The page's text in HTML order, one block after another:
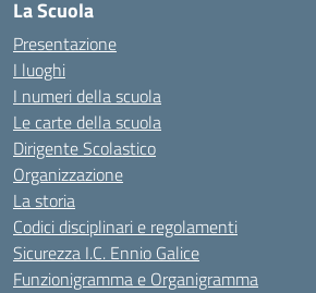
La Scuola
Presentazione
I luoghi
I numeri della scuola
Le carte della scuola
Dirigente Scolastico
Organizzazione
La storia
Codici disciplinari e regolamenti
Sicurezza I.C. Ennio Galice
Funzionigramma e Organigramma